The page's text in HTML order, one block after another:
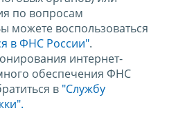
по вопросам
можете воспользоваться
в ФНС России".
интернет-
обеспечения ФНС
в "Службу